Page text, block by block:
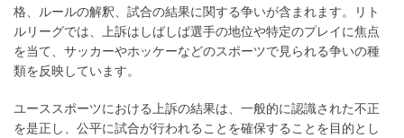
格、ルールの解釈、試合の結果に関する争いが含まれます。リト
ルリーグでは、上訴はしばしば選手の地位や特定のプレイに焦点
を当て、サッカーやホッケーなどのスポーツで見られる争いの種
類を反映しています。
ユーススポーツにおける上訴の結果は、一般的に認識された不正
を是正し、公平に試合が行われることを確保することを目的とし